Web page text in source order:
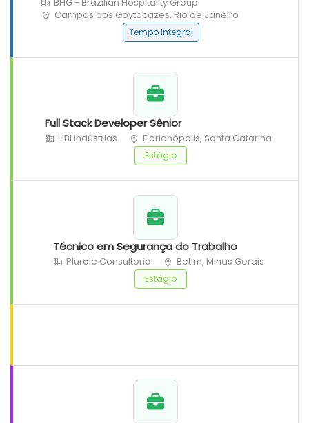
BHG - Brazilian Hospitality Group
Campos dos Goytacazes, Rio de Janeiro
Tempo Integral
Full Stack Developer Sênior
HBI Indústrias Florianópolis, Santa Catarina
Estágio
Técnico em Segurança do Trabalho
Plurale Consultoria Betim, Minas Gerais
Estágio